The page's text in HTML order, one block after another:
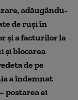
adăugându-
de ruși în
și a facturilor la
blocarea
de pe
a îndemnat
postarea ei